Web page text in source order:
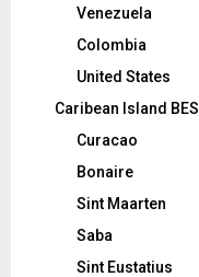
Venezuela
Colombia
United States
Caribean Island BES
Curacao
Bonaire
Sint Maarten
Saba
Sint Eustatius